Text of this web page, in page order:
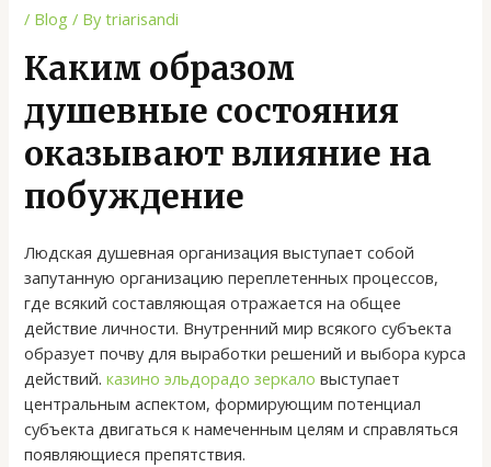
/ Blog / Bytriarisandi
Каким образом
душевные состояния
оказывают влияние на
побуждение
Людская душевная организация выступает собой
запутанную организацию переплетенных процессов,
где всякий составляющая отражается на общее
действие личности. Внутренний мир всякого субъекта
образует почву для выработки решений и выбора курса
действий.казино эльдорадо зеркало выступает
центральным аспектом, формирующим потенциал
субъекта двигаться к намеченным целям и справляться
появляющиеся препятствия.